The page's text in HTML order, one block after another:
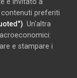
preferiti
. Un'altra
e stampare i